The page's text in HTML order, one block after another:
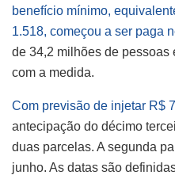
benefício mínimo,
1.518, começou a ser paga
de 34,2 milhões de
com a medida.
Com previsão de injetar R$
antecipação do décimo
duas parcelas. A segunda
junho. As datas são